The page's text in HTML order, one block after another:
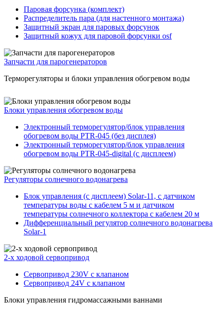
Паровая форсунка (комплект)
Распределитель пара (для настенного монтажа)
Защитный экран для паровых форсунок
Защитный кожух для паровой форсунки osf
Запчасти для парогенераторов
Терморегуляторы и блоки управления обогревом воды
Блоки управления обогревом воды
Электронный терморегулятор/блок управления
обогревом воды PTR-045 (без дисплея)
Электронный терморегулятор/блок управления
обогревом воды PTR-045-digital (с дисплеем)
Регуляторы солнечного водонагрева
Блок управления (с дисплеем) Solar-11, с датчиком
температуры воды с кабелем 5 м и датчиком
температуры солнечного коллектора с кабелем 20 м
Дифференциальный регулятор солнечного водонагрева
Solar-1
2-х ходовой сервопривод
Сервопривод 230V с клапаном
Сервопривод 24V с клапаном
Блоки управления гидромассажными ваннами